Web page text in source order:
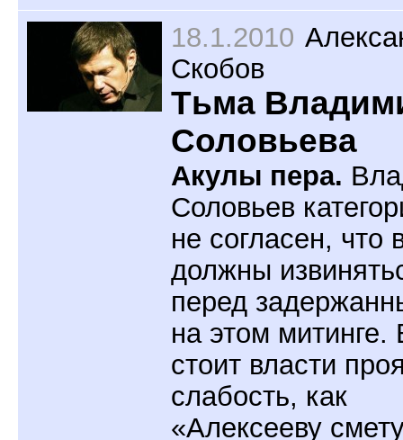
18.1.2010
Скобов
Тьма
Соловьева
Акулы пера.
Соловьев
не согласен, что
должны
перед
на этом митинге.
стоит власти
слабость, как
«Алексееву